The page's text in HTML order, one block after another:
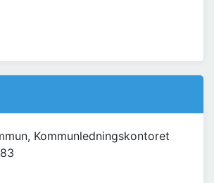
Kommunledningskontoret